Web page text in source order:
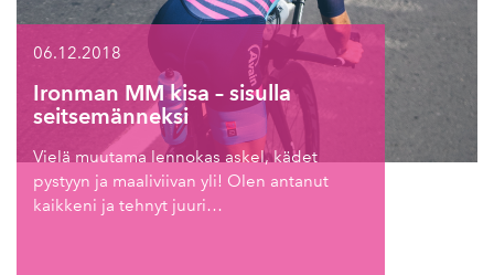
06.12.2018
Ironman MM kisa – sisulla
seitsemänneksi
Vielä muutama lennokas askel, kädet
pystyyn ja maaliviivan yli! Olen antanut
kaikkeni ja tehnyt juuri…